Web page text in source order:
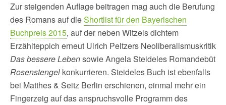
Zur steigenden Auflage beitragen mag auch die Berufung
des Romans auf dieShortlist für den Bayerischen
Buchpreis 2015, auf der neben Witzels dichtem
Erzählteppich erneut Ulrich Peltzers Neoliberalismuskritik
Das bessere Lebensowie Angela Steideles Romandebüt
Rosenstengel konkurrieren. Steideles Buch ist ebenfalls
bei Matthes & Seitz Berlin erschienen, einmal mehr ein
Fingerzeig auf das anspruchsvolle Programm des